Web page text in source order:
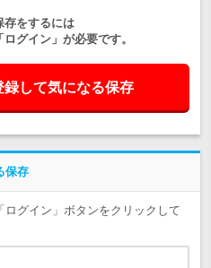
存をするには
グイン」が必要です。
録して気になる保存
保存
グイン」ボタンをクリックして